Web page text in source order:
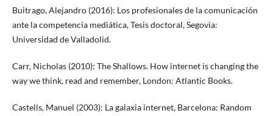
Buitrago, Alejandro (2016): Los profesionales de la comunicación
ante la competencia mediática, Tesis doctoral, Segovia:
Universidad de Valladolid.
Carr, Nicholas (2010): The Shallows. How internet is changing the
way we think, read and remember, London: Atlantic Books.
Castells, Manuel (2003): La galaxia internet, Barcelona: Random